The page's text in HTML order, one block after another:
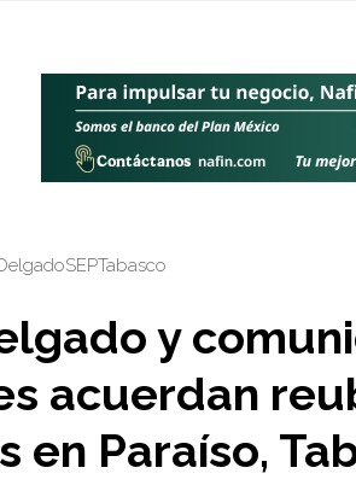
SEPTabasco
y
acuerdan
en Paraíso,